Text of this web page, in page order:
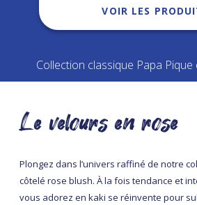
VOIR LES
Collection classique Papa
Le velours en rose
Plongez dans l’univers raffiné de notre
côtelé rose blush. À la fois tendance et
vous adorez en kaki se réinvente pour